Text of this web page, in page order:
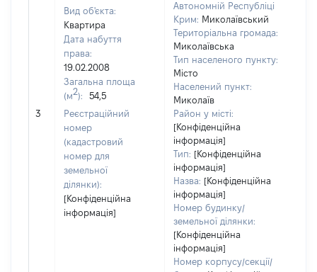
3
Вид об'єкта:
Квартира
Дата набуття
права:
19.02.2008
Загальна площа
(м2):
54,5
Реєстраційний
номер
(кадастровий
номер для
земельної
ділянки):
[Конфіденційна
інформація]
Автономній Республіці
Крим: Миколаївський
Територіальна громада:
Миколаївська
Тип населеного пункту:
Місто
Населений пункт:
Миколаїв
Район у місті:
[Конфіденційна
інформація]
Тип: [Конфіденційна
інформація]
Назва: [Конфіденційна
інформація]
Номер будинку/
земельної ділянки:
[Конфіденційна
інформація]
Номер корпусу/секції/